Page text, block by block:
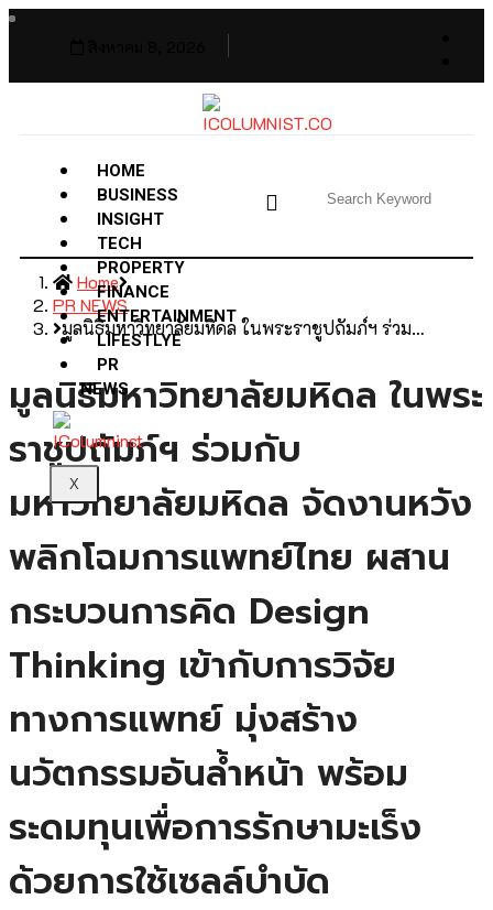
HOME
BUSINESS
INSIGHT
TECH
PROPERTY
FINANCE
ENTERTAINMENT
LIFESTLYE
PR
NEWS
X
Home
PR NEWS
มูลนิธิมหาวิทยาลัยมหิดล ในพระราชูปถัมภ์ฯ ร่วม…
มูลนิธิมหาวิทยาลัยมหิดล ในพระ
ราชูปถัมภ์ฯ ร่วมกับ
มหาวิทยาลัยมหิดล จัดงานหวัง
พลิกโฉมการแพทย์ไทย ผสาน
กระบวนการคิด Design
Thinking เข้ากับการวิจัย
ทางการแพทย์ มุ่งสร้าง
นวัตกรรมอันล้ำหน้า พร้อม
ระดมทุนเพื่อการรักษามะเร็ง
ด้วยการใช้เซลล์บำบัด